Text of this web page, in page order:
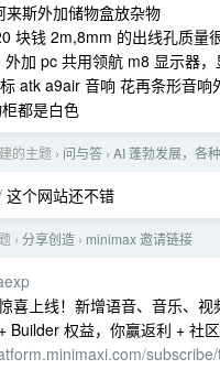
斯外加储物盒放杂物
块钱 2m,8mm 的出线孔质量
加 pc 共用领航 m8 显示器
atk a9air 音响 花再条形音
都是白色
的主题 › 问与答 › AI 蓬勃发展，各
这个网站还不错
› 分享创造 › minimax 邀请链接
喜上线！新增语音、音乐、
权益，你赢返利 + 社区